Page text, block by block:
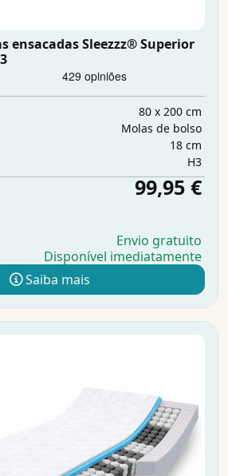
ensacadas Sleezzz® Superior
80 x 200 cm
Molas de bolso
18 cm
H3
99,95 €
Envio gratuito
Disponível imediatamente
Saiba mais